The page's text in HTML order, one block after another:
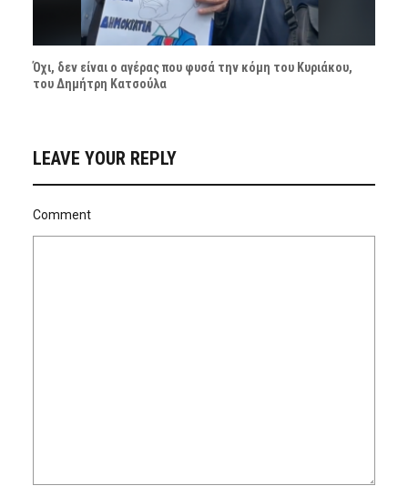
Όχι, δεν είναι ο αγέρας που φυσά την κόμη του Κυριάκου,
του Δημήτρη Κατσούλα
LEAVE YOUR REPLY
Comment